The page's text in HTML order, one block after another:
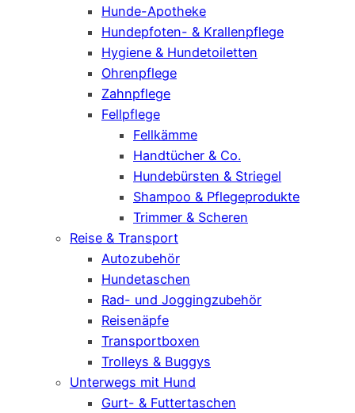
Hunde-Apotheke
Hundepfoten- & Krallenpflege
Hygiene & Hundetoiletten
Ohrenpflege
Zahnpflege
Fellpflege
Fellkämme
Handtücher & Co.
Hundebürsten & Striegel
Shampoo & Pflegeprodukte
Trimmer & Scheren
Reise & Transport
Autozubehör
Hundetaschen
Rad- und Joggingzubehör
Reisenäpfe
Transportboxen
Trolleys & Buggys
Unterwegs mit Hund
Gurt- & Futtertaschen